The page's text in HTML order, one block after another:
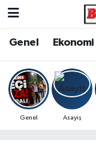
Genel Ekonomi
Genel Asayiş